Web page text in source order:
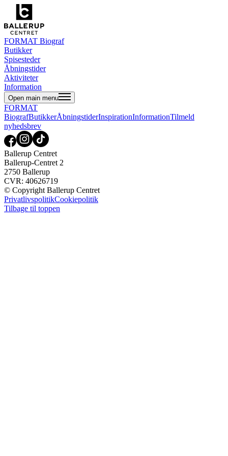
FORMAT Biograf
Butikker
Spisesteder
Åbningstider
Aktiviteter
Information
Open main menu
FORMAT
BiografButikkerÅbningstiderInspirationInformationTilmeld
nyhedsbrev
Ballerup Centret
Ballerup-Centret 2
2750 Ballerup
CVR: 40626719
© Copyright Ballerup Centret
PrivatlivspolitikCookiepolitik
Tilbage til toppen